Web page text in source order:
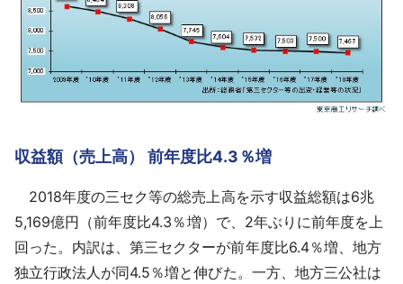
収益額（売上高） 前年度比4.3％増
2018年度の三セク等の総売上高を示す収益総額は6兆
5,169億円（前年度比4.3％増）で、2年ぶりに前年度を上
回った。内訳は、第三セクターが前年度比6.4％増、地方
独立行政法人が同4.5％増と伸びた。一方、地方三公社は